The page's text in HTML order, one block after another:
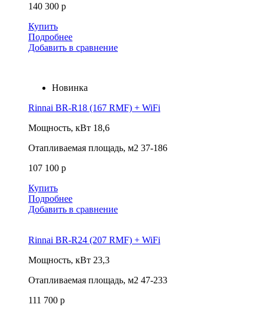
140 300 р
Купить
Подробнее
Добавить в сравнение
Новинка
Rinnai BR-R18 (167 RMF) + WiFi
Мощность, кВт 18,6
Отапливаемая площадь, м2 37-186
107 100 р
Купить
Подробнее
Добавить в сравнение
Rinnai BR-R24 (207 RMF) + WiFi
Мощность, кВт 23,3
Отапливаемая площадь, м2 47-233
111 700 р